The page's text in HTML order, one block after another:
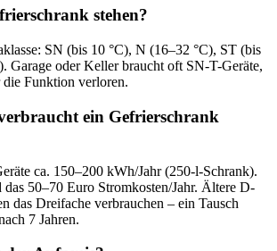
stehen?
SN (bis 10 °C), N (16–32 °C), ST (bis
Garage oder Keller braucht oft SN-T-Geräte,
Funktion verloren.
ein Gefrierschrank
ca. 150–200 kWh/Jahr (250-l-Schrank).
50–70 Euro Stromkosten/Jahr. Ältere D-
das Dreifache verbrauchen – ein Tausch
7 Jahren.